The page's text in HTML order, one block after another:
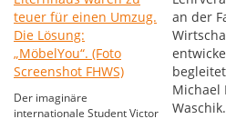
Der imaginäre
internationale Student Victor
an der
Michael